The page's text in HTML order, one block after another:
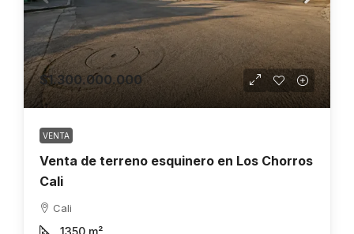
$1.300.000.000
VENTA
Venta de terreno esquinero en Los Chorros
Cali
Cali